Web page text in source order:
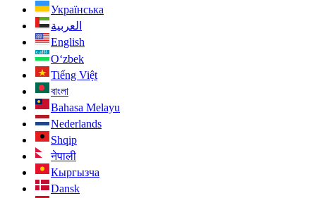
Українська
العربية
English
O‘zbek
Tiếng Việt
বাংলা
Bahasa Melayu
Nederlands
Shqip
नेपाली
Кыргызча
Dansk